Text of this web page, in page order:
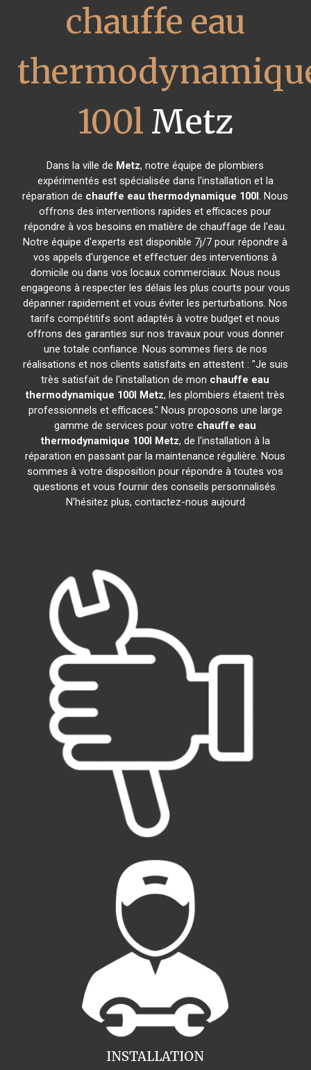
chauffe eau
100l Metz
Dans la ville de Metz, notre équipe de plombiers
expérimentés est spécialisée dans l'installation et la
réparation de chauffe eau thermodynamique 100l. Nous
offrons des interventions rapides et efficaces pour
répondre à vos besoins en matière de chauffage de l'eau.
Notre équipe d'experts est disponible 7j/7 pour répondre à
vos appels d'urgence et effectuer des interventions à
domicile ou dans vos locaux commerciaux. Nous nous
engageons à respecter les délais les plus courts pour vous
dépanner rapidement et vous éviter les perturbations. Nos
tarifs compétitifs sont adaptés à votre budget et nous
offrons des garanties sur nos travaux pour vous donner
une totale confiance. Nous sommes fiers de nos
réalisations et nos clients satisfaits en attestent : "Je suis
très satisfait de l'installation de mon chauffe eau
thermodynamique 100l Metz, les plombiers étaient très
professionnels et efficaces." Nous proposons une large
gamme de services pour votre chauffe eau
thermodynamique 100l Metz, de l'installation à la
réparation en passant par la maintenance régulière. Nous
sommes à votre disposition pour répondre à toutes vos
questions et vous fournir des conseils personnalisés.
N'hésitez plus, contactez-nous aujourd
INSTALLATION